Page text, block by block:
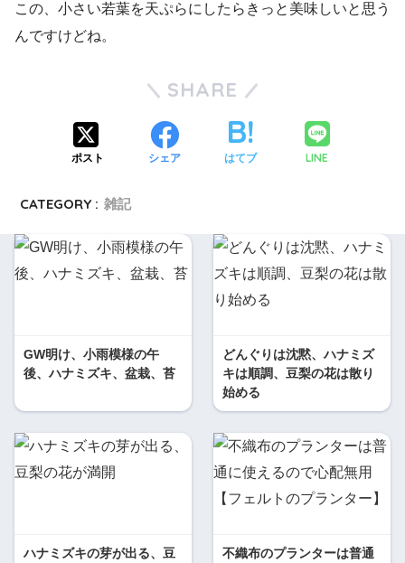
この、小さい若葉を天ぷらにしたらきっと美味しいと思う
んですけどね。
SHARE
ポスト シェア はてブ LINE
CATEGORY : 雑記
GW明け、小雨模様の午
後、ハナミズキ、盆栽、苔
どんぐりは沈黙、ハナミズ
キは順調、豆梨の花は散り
始める
ハナミズキの芽が出る、豆
不織布のプランターは普通